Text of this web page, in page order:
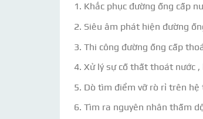
Khắc phục đường ống cấp
Siêu âm phát hiện đường
Thi công đường ống cấp
Xử lý sự cố thất thoát nước
Dò tìm điểm vỡ rò rỉ trên
Tìm ra nguyên nhân thấm